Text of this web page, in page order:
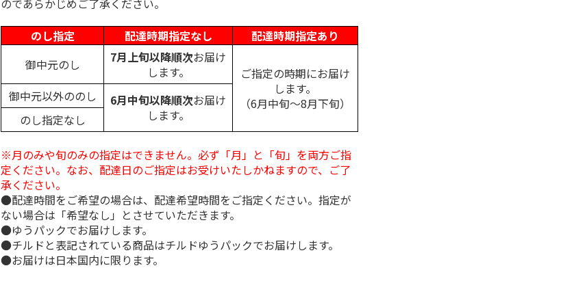
のであらかじめご了承ください。
のし指定
配達時期指定なし
配達時期指定あり
御中元のし
7月上旬以降順次お届け
します。
ご指定の時期にお届け
します。
（6月中旬～8月下旬）
御中元以外ののし 6月中旬以降順次お届け
します。
のし指定なし
※月のみや旬のみの指定はできません。必ず「月」と「旬」を両方ご指
定ください。なお、配達日のご指定はお受けいたしかねますので、ご了
承ください。
●配達時間をご希望の場合は、配達希望時間をご指定ください。指定が
ない場合は「希望なし」とさせていただきます。
●ゆうパックでお届けします。
●チルドと表記されている商品はチルドゆうパックでお届けします。
●お届けは日本国内に限ります。